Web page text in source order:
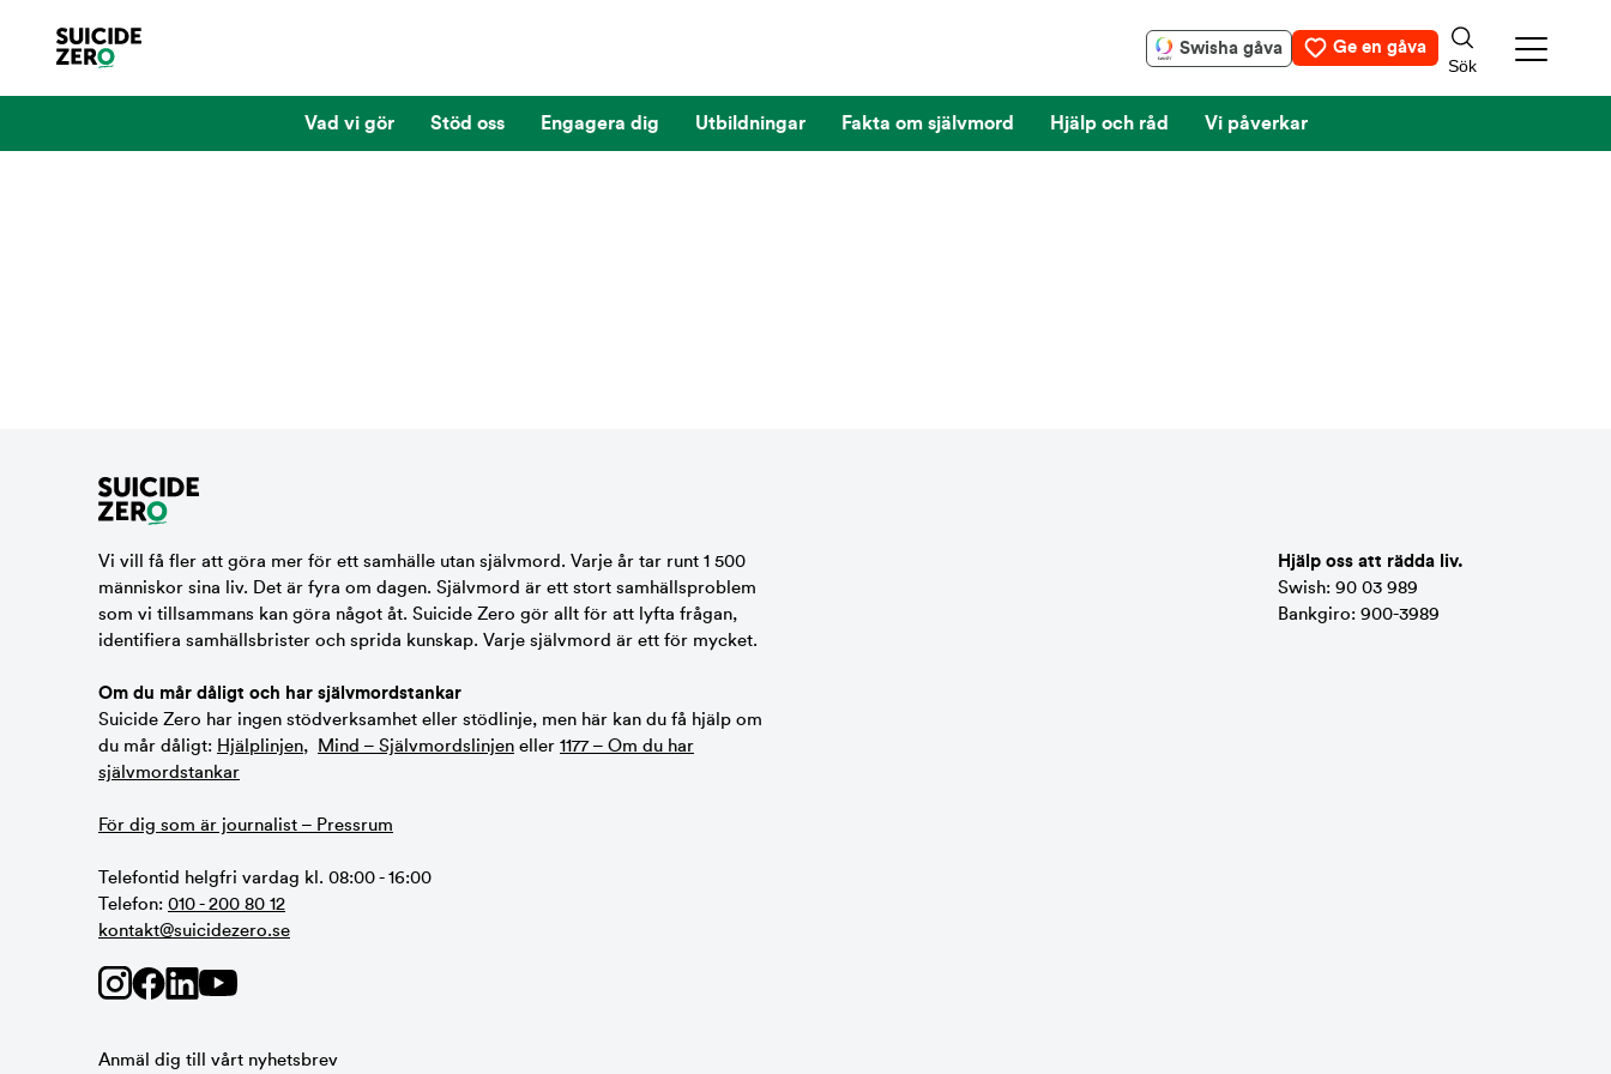
Swisha gåva Ge en gåva
Vad vi gör Stöd oss Engagera dig Utbildningar Fakta om självmord Hjälp och råd Vi påverkar
Vi vill få fler att göra mer för ett samhälle utan självmord. Varje år tar runt 1 500
människor sina liv. Det är fyra om dagen. Självmord är ett stort samhällsproblem
som vi tillsammans kan göra något åt. Suicide Zero gör allt för att lyfta frågan,
identifiera samhällsbrister och sprida kunskap. Varje självmord är ett för mycket.
Om du mår dåligt och har självmordstankar
Suicide Zero har ingen stödverksamhet eller stödlinje, men här kan du få hjälp om
du mår dåligt: Hjälplinjen, Mind – Självmordslinjen eller 1177 – Om du har
självmordstankar
För dig som är journalist – Pressrum
Telefontid helgfri vardag kl. 08:00 - 16:00
Telefon: 010 - 200 80 12
kontakt@suicidezero.se
Hjälp oss att rädda liv.
Swish: 90 03 989
Bankgiro: 900-3989
Anmäl dig till vårt nyhetsbrev